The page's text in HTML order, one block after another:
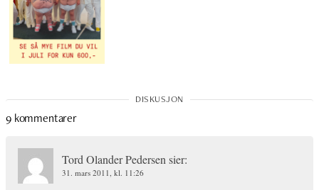
9 kommentarer
Tord Olander Pedersensier:
31. mars 2011, kl. 11:26